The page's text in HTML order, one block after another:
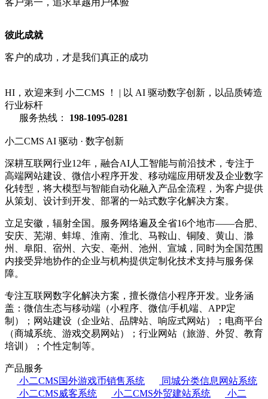
彼此成就
客户的成功，才是我们真正的成功
HI，欢迎来到 小二CMS ！ | 以 AI 驱动数字创新，以品质铸造
行业标杆
服务热线：
198-1095-0281
小二CMS AI 驱动 · 数字创新
深耕互联网行业12年，融合AI人工智能与前沿技术，专注于
高端网站建设、微信小程序开发、移动端应用研发及企业数字
化转型，将大模型与智能自动化融入产品全流程，为客户提供
从策划、设计到开发、部署的一站式数字化解决方案。
立足安徽，辐射全国。服务网络遍及全省16个地市——合肥、
安庆、芜湖、蚌埠、淮南、淮北、马鞍山、铜陵、黄山、滁
州、阜阳、宿州、六安、亳州、池州、宣城，同时为全国范围
内接受异地协作的企业与机构提供定制化技术支持与服务保
障。
专注互联网数字化解决方案，擅长微信小程序开发。业务涵
盖：微信生态与移动端（小程序、微信/手机端、APP定
制）；网站建设（企业站、品牌站、响应式网站）；电商平台
（商城系统、游戏交易网站）；行业网站（旅游、外贸、教育
培训）；个性定制等。
产品服务
小二CMS国外游戏币销售系统
同城分类信息网站系统
小二CMS威客系统
小二CMS外贸建站系统
小二